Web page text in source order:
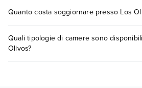
il check-in senza contatti e il check-
presso Los Olivos. Scoprile tutte nella
prenotando un appuntamento.
Quanto costa soggiornare presso Los
(per es. date, condizioni dell'hotel,
prezzi, compila il motore di ricerca e
Quali tipologie di camere sono
Olivos?